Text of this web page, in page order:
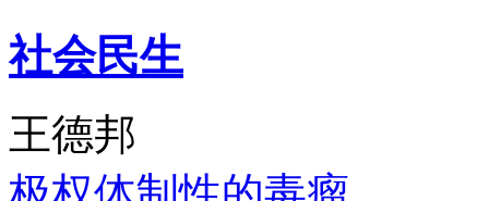
社会民生
王德邦